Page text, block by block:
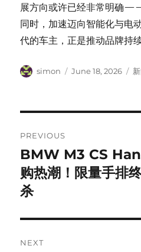
展方向或许已经非常明确
同时，加速迈向智能化与电
代的车主，正是推动品牌持
Author
simon
Posted
June 18, 2026
navigation
PREVIOUS
Previous
post:
BMW M3 CS
购热潮！限量手排
杀
NEXT